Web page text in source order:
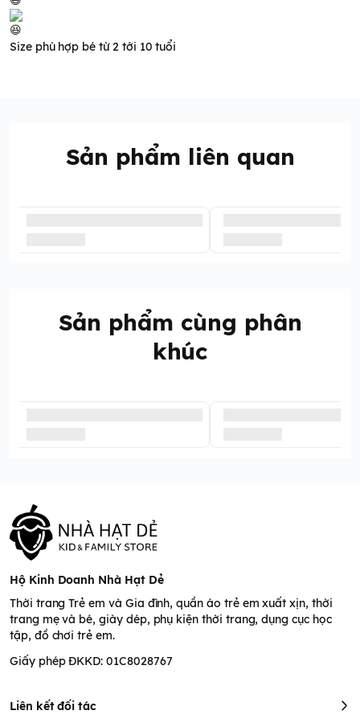
Size phù hợp bé từ 2 tới 10 tuổi
Sản phẩm liên quan
Sản phẩm cùng phân
khúc
Hộ Kinh Doanh Nhà Hạt Dẻ
Thời trang Trẻ em và Gia đình, quần áo trẻ em xuất xịn, thời
trang mẹ và bé, giày dép, phụ kiện thời trang, dụng cục học
tập, đồ chơi trẻ em.
Giấy phép ĐKKD: 01C8028767
Liên kết đối tác